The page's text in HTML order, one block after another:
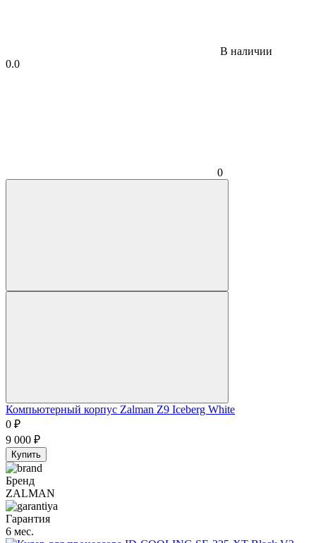
В наличии
0.0
0
Компьютерный корпус Zalman Z9 Iceberg White
0 ₽
9 000 ₽
Купить
Бренд
ZALMAN
Гарантия
6 мес.